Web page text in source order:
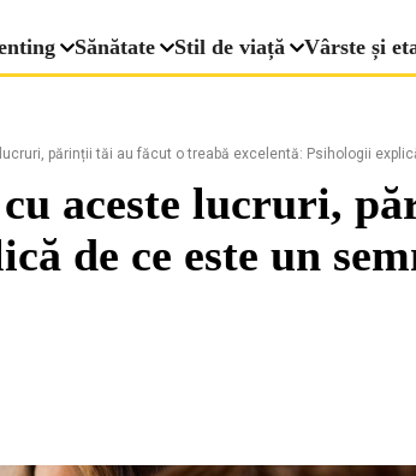
Sănătate Stil de viață Vârste și
părinții tăi au făcut o treabă excelentă: Psihologii
aceste lucruri,
de ce este un